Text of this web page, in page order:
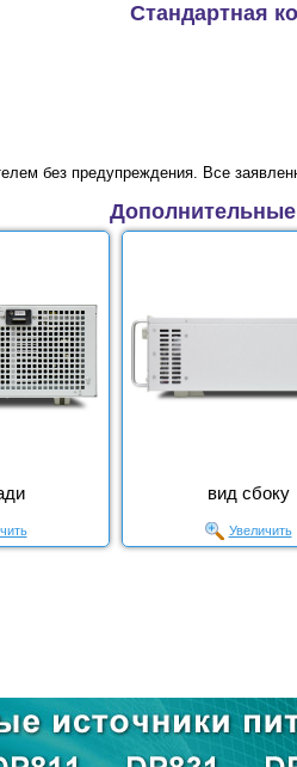
Стандартная
без предупреждения. Все
вид сбоку
Увеличить